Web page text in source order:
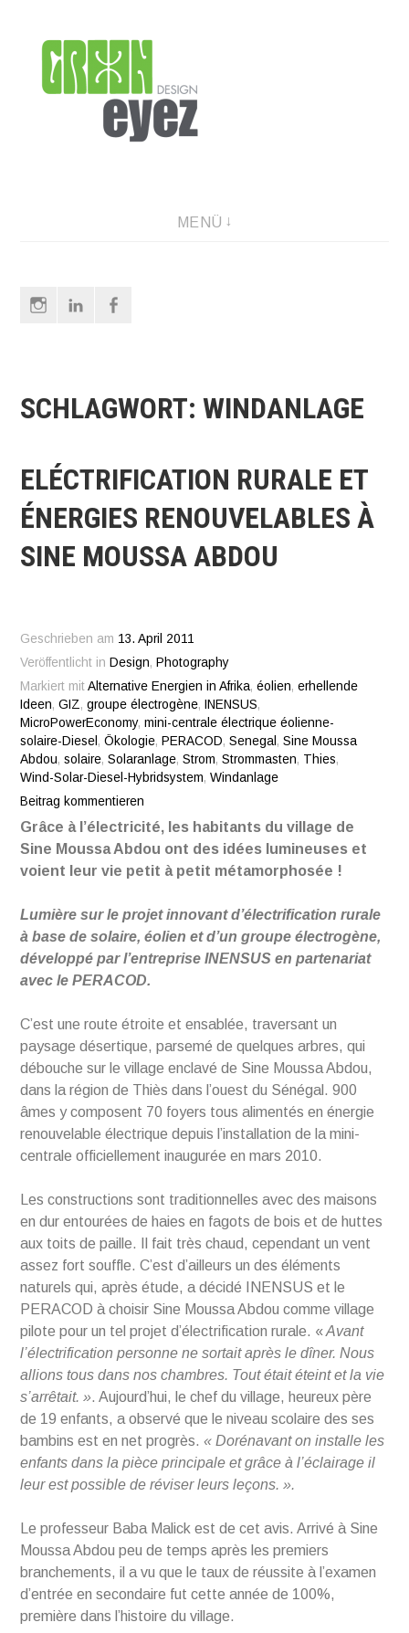
zum
Inhalt
graphic design & photography
MENÜ
InstagramLinkedIn
SCHLAGWORT:WINDANLAGE
ELÉCTRIFICATION RURALE ET
ÉNERGIES RENOUVELABLES À
SINE MOUSSA ABDOU
Geschrieben am 13. April 2011
Veröffentlicht in Design, Photography
Markiert mitAlternative Energien in Afrika,éolien,erhellende
Ideen,GIZ ,groupe électrogène, INENSUS,
MicroPowerEconomy,mini-centrale électrique éolienne-
solaire-Diesel ,Ökologie, PERACOD,Senegal ,Sine Moussa
Abdou,solaire,Solaranlage,Strom,Strommasten, Thies,
Wind-Solar-Diesel-Hybridsystem,Windanlage
Beitrag kommentieren
Grâce à l’électricité, les habitants du village de
Sine Moussa Abdou ont des idées lumineuses et
voient leur vie petit à petit métamorphosée !
Lumière sur le projet innovant d’électrification rurale
à base de solaire, éolien et d’un groupe électrogène,
développé par l’entreprise INENSUS en partenariat
avec le PERACOD.
C’est une route étroite et ensablée, traversant un
paysage désertique, parsemé de quelques arbres, qui
débouche sur le village enclavé de Sine Moussa Abdou,
dans la région de Thiès dans l’ouest du Sénégal. 900
âmes y composent 70 foyers tous alimentés en énergie
renouvelable électrique depuis l’installation de la mini-
centrale officiellement inaugurée en mars 2010.
Les constructions sont traditionnelles avec des maisons
en dur entourées de haies en fagots de bois et de huttes
aux toits de paille. Il fait très chaud, cependant un vent
assez fort souffle. C’est d’ailleurs un des éléments
naturels qui, après étude, a décidé INENSUS et le
PERACOD à choisir Sine Moussa Abdou comme village
pilote pour un tel projet d’électrification rurale. «Avant
l’électrification personne ne sortait après le dîner. Nous
allions tous dans nos chambres. Tout était éteint et la vie
s’arrêtait. ». Aujourd’hui, le chef du village, heureux père
de 19 enfants, a observé que le niveau scolaire des ses
bambins est en net progrès.« Dorénavant on installe les
enfants dans la pièce principale et grâce à l’éclairage il
leur est possible de réviser leurs leçons. ».
Le professeur Baba Malick est de cet avis. Arrivé à Sine
Moussa Abdou peu de temps après les premiers
branchements, il a vu que le taux de réussite à l’examen
d’entrée en secondaire fut cette année de 100%,
première dans l’histoire du village.